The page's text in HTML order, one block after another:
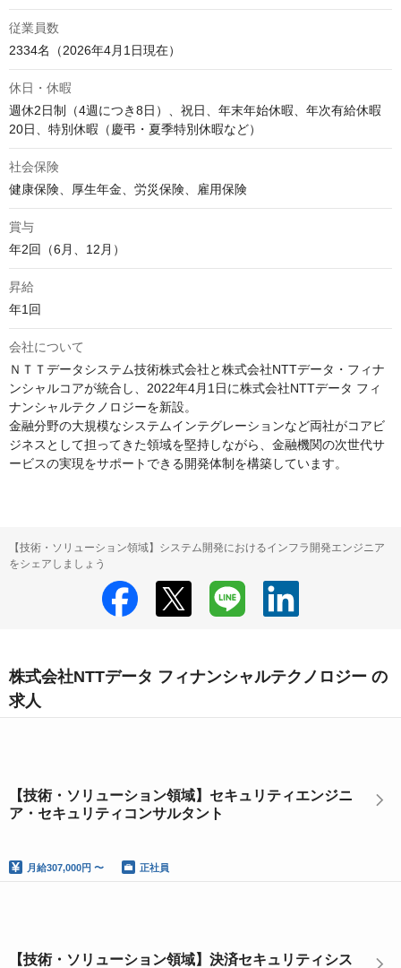
従業員数
2334名（2026年4月1日現在）
休日・休暇
週休2日制（4週につき8日）、祝日、年末年始休暇、年次有給休暇
20日、特別休暇（慶弔・夏季特別休暇など）
社会保険
健康保険、厚生年金、労災保険、雇用保険
賞与
年2回（6月、12月）
昇給
年1回
会社について
ＮＴＴデータシステム技術株式会社と株式会社NTTデータ・フィナ
ンシャルコアが統合し、2022年4月1日に株式会社NTTデータ フィ
ナンシャルテクノロジーを新設。
金融分野の大規模なシステムインテグレーションなど両社がコアビ
ジネスとして担ってきた領域を堅持しながら、金融機関の次世代サ
ービスの実現をサポートできる開発体制を構築しています。
【技術・ソリューション領域】システム開発におけるインフラ開発エンジニア
をシェアしましょう
株式会社NTTデータ フィナンシャルテクノロジー の
求人
【技術・ソリューション領域】セキュリティエンジニ
ア・セキュリティコンサルタント
月給307,000円 〜 正社員
【技術・ソリューション領域】決済セキュリティシス